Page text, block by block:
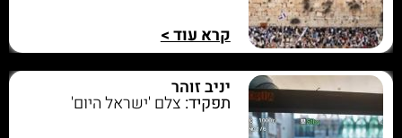
קרא עוד >
יניב זוהר
תפקיד: צלם 'ישראל היום'